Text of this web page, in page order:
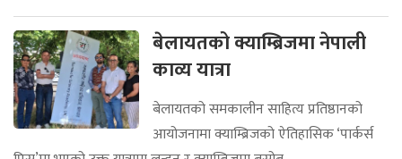
बेलायतको क्याम्ब्रिजमा नेपाली
काव्य यात्रा
बेलायतको समकालीन साहित्य प्रतिष्ठानको
आयोजनामा क्याम्ब्रिजको ऐतिहासिक ‘पार्कर्स